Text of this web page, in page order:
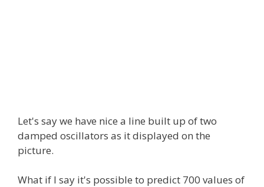
Let's say we have nice a line built up of two
damped oscillators as it displayed on the
picture.
What if I say it's possible to predict 700 values of